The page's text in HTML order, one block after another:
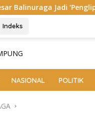
Kedua pada 2027
Indeks
NASIONAL POLITIK